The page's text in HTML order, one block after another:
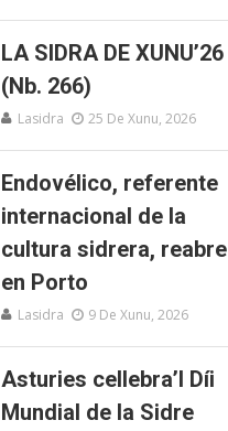
LA SIDRA DE XUNU’26
(Nb. 266)
Lasidra 25 De Xunu, 2026
Endovélico, referente
internacional de la
cultura sidrera, reabre
en Porto
Lasidra 9 De Xunu, 2026
Asturies cellebra’l Díi
Mundial de la Sidre